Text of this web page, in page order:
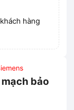
hàng
bảo